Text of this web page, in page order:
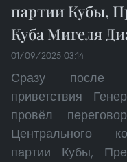
партии Кубы,
Куба Мигеля
01/09/2025 03:14
Сразу после
приветствия
провёл
Центрального
партии Кубы,